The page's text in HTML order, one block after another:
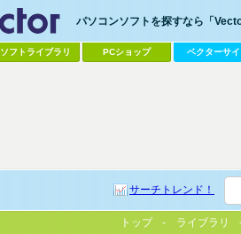
パソコンソフトを探すなら「
ソフトライブラリ PCショップ ベクターサ
サーチトレンド！
トップ ライブラリ